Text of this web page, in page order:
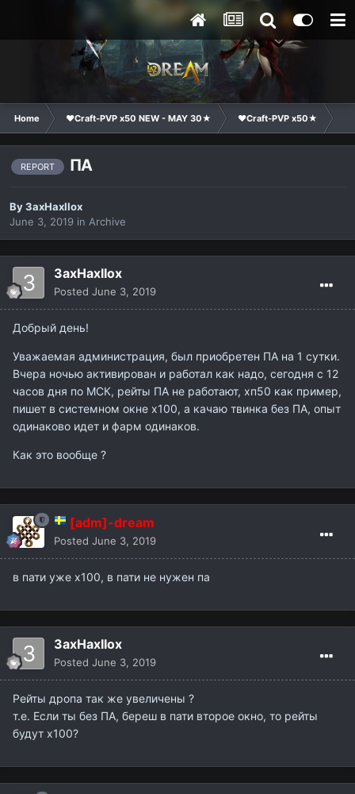
Home ❤Craft-PVP x50 NEW - MAY 30★ ❤Craft-PVP x50★
REPORT ПА
By3axHaxIIox
June 3, 2019 in Archive
3axHaxIIox
Posted June 3, 2019
Добрый день!
Уважаемая администрация, был приобретен ПА на 1 сутки.
Вчера ночью активирован и работал как надо, сегодня с 12
часов дня по МСК, рейты ПА не работают, хп50 как пример,
пишет в системном окне х100, а качаю твинка без ПА, опыт
одинаково идет и фарм одинаков.
Как это вообще ?
[adm]-dream
Posted June 3, 2019
в пати уже х100, в пати не нужен па
3axHaxIIox
Posted June 3, 2019
Рейты дропа так же увеличены ?
т.е. Если ты без ПА, береш в пати второе окно, то рейты
будут х100?